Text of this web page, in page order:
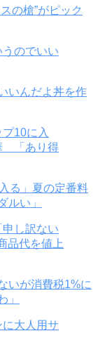
の槍”がピック
いんだよ丼を作
る」夏の定番料
い」
いが消費税1%に
」